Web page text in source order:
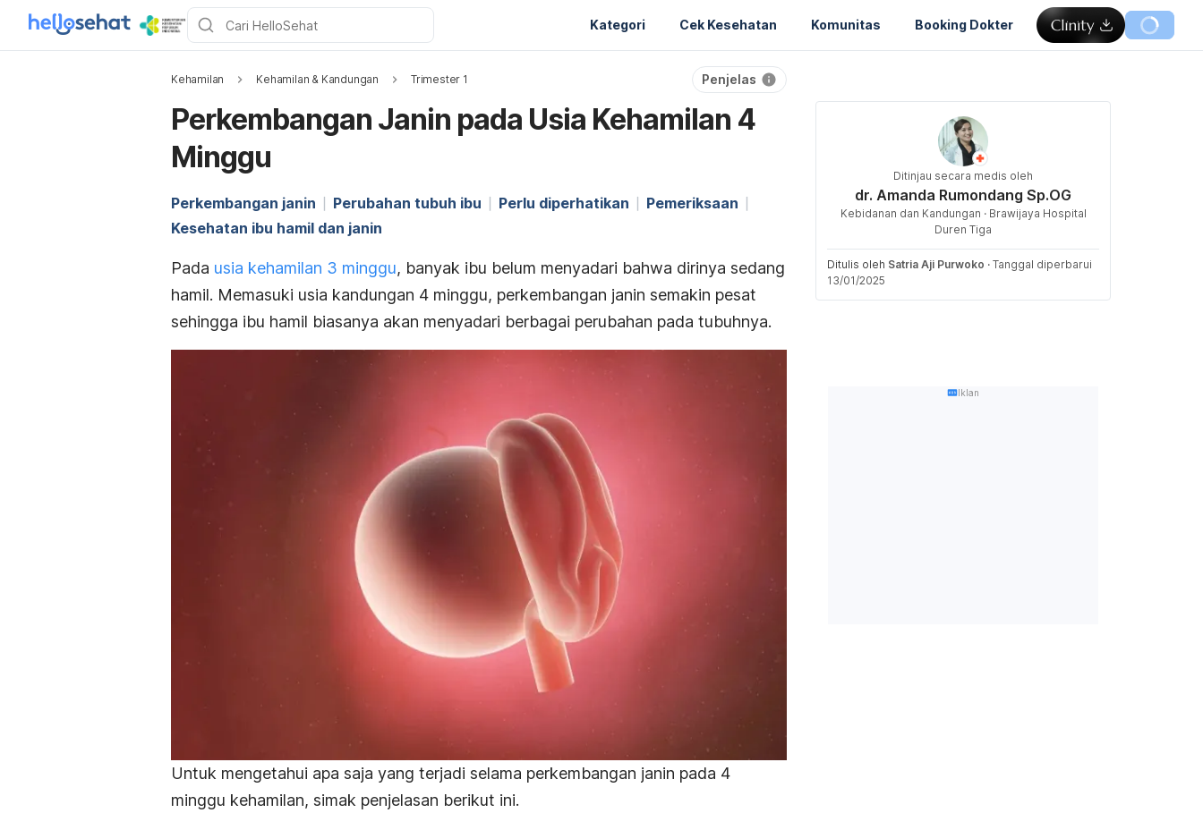
Kategori Cek Kesehatan Komunitas Booking Dokter
Kehamilan Kehamilan & Kandungan Trimester 1 Penjelas
Perkembangan Janin pada Usia Kehamilan 4
Minggu
Perkembangan janin Perubahan tubuh ibu Perlu diperhatikan
Pemeriksaan
Kesehatan ibu hamil dan janin
Pada usia kehamilan 3 minggu, banyak ibu belum menyadari bahwa dirinya sedang
hamil. Memasuki usia kandungan 4 minggu, perkembangan janin semakin pesat
sehingga ibu hamil biasanya akan menyadari berbagai perubahan pada tubuhnya.
Untuk mengetahui apa saja yang terjadi selama perkembangan janin pada 4
minggu kehamilan, simak penjelasan berikut ini.
Ditinjau secara medis oleh
dr. Amanda Rumondang Sp.OG
Kebidanan dan Kandungan · Brawijaya Hospital
Duren Tiga
Ditulis oleh Satria Aji Purwoko · Tanggal diperbarui
13/01/2025
Iklan